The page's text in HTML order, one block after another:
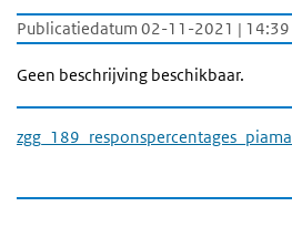
Publicatiedatum 02-11-2021 | 14:39
Geen beschrijving beschikbaar.